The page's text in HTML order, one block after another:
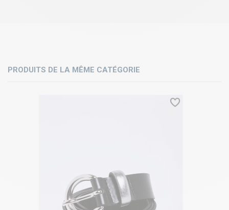
PRODUITS DE LA MÊME CATÉGORIE